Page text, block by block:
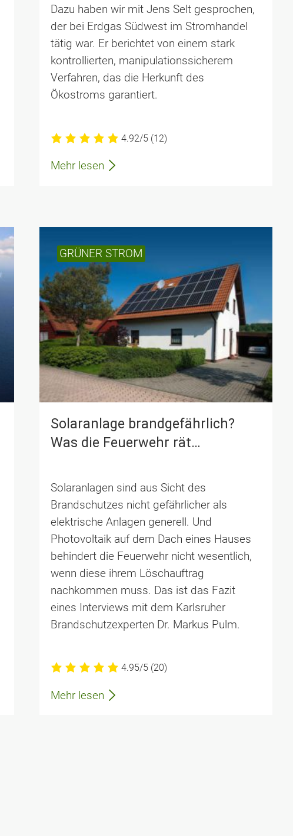
Dazu haben wir mit Jens Selt gesprochen,
der bei Erdgas Südwest im Stromhandel
tätig war. Er berichtet von einem stark
kontrollierten, manipulationssicherem
Verfahren, das die Herkunft des
Ökostroms garantiert.
4.92/5 (12)
Mehr lesen
GRÜNER STROM
Solar­anlage brand­gefährlich?
Was die Feuer­wehr rät…
Solaranlagen sind aus Sicht des
Brandschutzes nicht gefährlicher als
elektrische Anlagen generell. Und
Photovoltaik auf dem Dach eines Hauses
behindert die Feuerwehr nicht wesentlich,
wenn diese ihrem Löschauftrag
nachkommen muss. Das ist das Fazit
eines Interviews mit dem Karlsruher
Brandschutzexperten Dr. Markus Pulm.
4.95/5 (20)
Mehr lesen